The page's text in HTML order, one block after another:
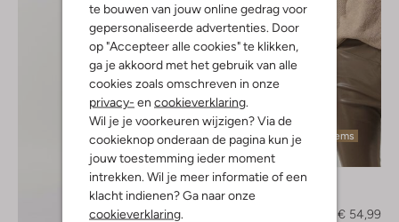
te bouwen van jouw online gedrag voor
gepersonaliseerde advertenties. Door
op "Accepteer alle cookies" te klikken,
ga je akkoord met het gebruik van alle
cookies zoals omschreven in onze
privacy- en cookieverklaring.
Wil je je voorkeuren wijzigen? Via de
cookieknop onderaan de pagina kun je
jouw toestemming ieder moment
intrekken. Wil je meer informatie of een
klacht indienen? Ga naar onze
cookieverklaring.
Ontdek de look
Laatste items
Simple
€ 54,99